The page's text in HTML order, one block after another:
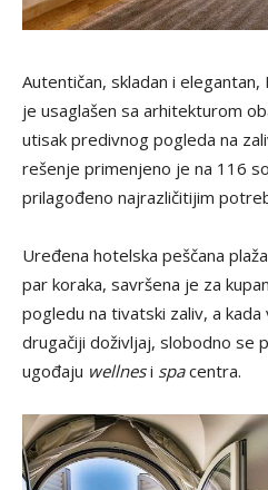
Autentičan, skladan i
je usaglašen sa arhitekturom
utisak predivnog pogleda na
rešenje primenjeno je na 116
prilagođeno najrazličitijim
Uređena hotelska peščana
par koraka, savršena je za
pogledu na tivatski zaliv, a
drugačiji doživljaj, slobodno se
ugođaju wellnesi spacentra.